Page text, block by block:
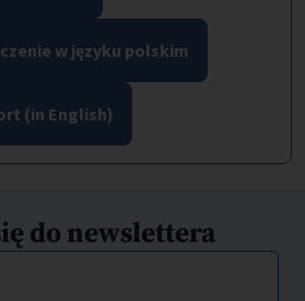
w języku polskim
(in English)
do newslettera